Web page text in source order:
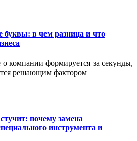
буквы: в чем разница и что
о компании формируется за секунды,
решающим фактором
почему замена
инструмента и